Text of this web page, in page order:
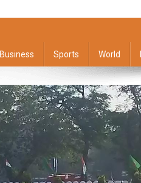
Business Sports World